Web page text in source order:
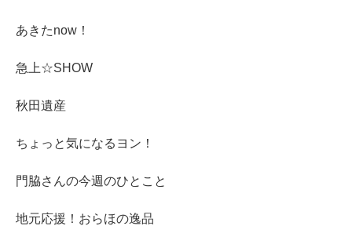
あきたnow！
急上☆SHOW
秋田遺産
ちょっと気になるヨン！
門脇さんの今週のひとこと
地元応援！おらほの逸品